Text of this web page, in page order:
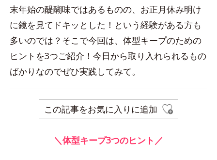
末年始の醍醐味ではあるものの、お正月休み明け
に鏡を見てドキッとした！という経験がある方も
多いのでは？そこで今回は、体型キープのための
ヒントを3つご紹介！今日から取り入れられるもの
ばかりなのでぜひ実践してみて。
この記事をお気に入りに追加
＼体型キープ3つのヒント／